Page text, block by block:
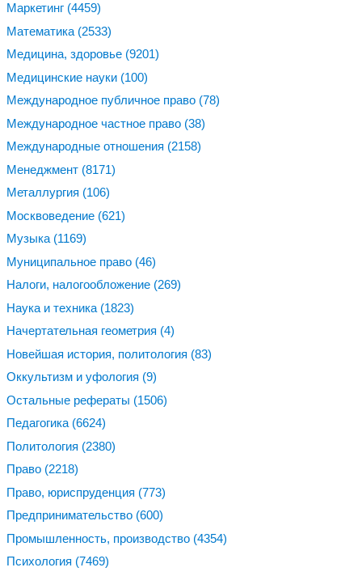
Маркетинг (4459)
Математика (2533)
Медицина, здоровье (9201)
Медицинские науки (100)
Международное публичное право (78)
Международное частное право (38)
Международные отношения (2158)
Менеджмент (8171)
Металлургия (106)
Москвоведение (621)
Музыка (1169)
Муниципальное право (46)
Налоги, налогообложение (269)
Наука и техника (1823)
Начертательная геометрия (4)
Новейшая история, политология (83)
Оккультизм и уфология (9)
Остальные рефераты (1506)
Педагогика (6624)
Политология (2380)
Право (2218)
Право, юриспруденция (773)
Предпринимательство (600)
Промышленность, производство (4354)
Психология (7469)